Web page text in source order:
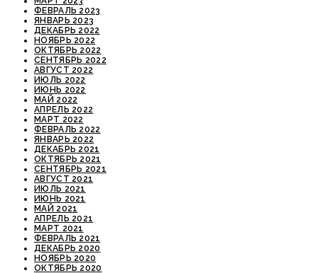
ФЕВРАЛЬ 2023
ЯНВАРЬ 2023
ДЕКАБРЬ 2022
НОЯБРЬ 2022
ОКТЯБРЬ 2022
СЕНТЯБРЬ 2022
АВГУСТ 2022
ИЮЛЬ 2022
ИЮНЬ 2022
МАЙ 2022
АПРЕЛЬ 2022
МАРТ 2022
ФЕВРАЛЬ 2022
ЯНВАРЬ 2022
ДЕКАБРЬ 2021
ОКТЯБРЬ 2021
СЕНТЯБРЬ 2021
АВГУСТ 2021
ИЮЛЬ 2021
ИЮНЬ 2021
МАЙ 2021
АПРЕЛЬ 2021
МАРТ 2021
ФЕВРАЛЬ 2021
ДЕКАБРЬ 2020
НОЯБРЬ 2020
ОКТЯБРЬ 2020